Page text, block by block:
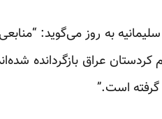
به روز می‌گوید:
عراق بازگردانده
گرفته است.”